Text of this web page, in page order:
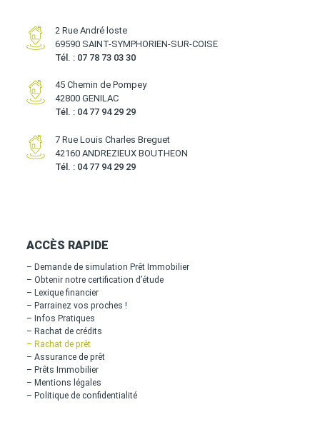
2 Rue André loste
69590 SAINT-SYMPHORIEN-SUR-COISE
Tél. : 07 78 73 03 30
45 Chemin de Pompey
42800 GENILAC
Tél. : 04 77 94 29 29
7 Rue Louis Charles Breguet
42160 ANDREZIEUX BOUTHEON
Tél. : 04 77 94 29 29
ACCÈS RAPIDE
– Demande de simulation Prêt Immobilier
– Obtenir notre certification d’étude
– Lexique financier
– Parrainez vos proches !
– Infos Pratiques
– Rachat de crédits
– Rachat de prêt
– Assurance de prêt
– Prêts Immobilier
– Mentions légales
– Politique de confidentialité